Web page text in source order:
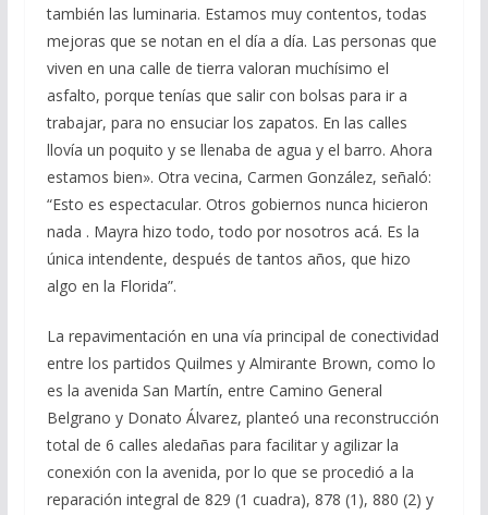
también las luminaria. Estamos muy contentos, todas
mejoras que se notan en el día a día. Las personas que
viven en una calle de tierra valoran muchísimo el
asfalto, porque tenías que salir con bolsas para ir a
trabajar, para no ensuciar los zapatos. En las calles
llovía un poquito y se llenaba de agua y el barro. Ahora
estamos bien». Otra vecina, Carmen González, señaló:
“Esto es espectacular. Otros gobiernos nunca hicieron
nada . Mayra hizo todo, todo por nosotros acá. Es la
única intendente, después de tantos años, que hizo
algo en la Florida”.
La repavimentación en una vía principal de conectividad
entre los partidos Quilmes y Almirante Brown, como lo
es la avenida San Martín, entre Camino General
Belgrano y Donato Álvarez, planteó una reconstrucción
total de 6 calles aledañas para facilitar y agilizar la
conexión con la avenida, por lo que se procedió a la
reparación integral de 829 (1 cuadra), 878 (1), 880 (2) y